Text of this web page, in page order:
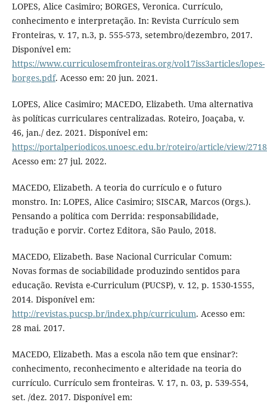
LOPES, Alice Casimiro; BORGES, Veronica. Currículo,
conhecimento e interpretação. In: Revista Currículo sem
Fronteiras, v. 17, n.3, p. 555-573, setembro/dezembro, 2017.
Disponível em:
https://www.curriculosemfronteiras.org/vol17iss3articles/lopes-
borges.pdf. Acesso em: 20 jun. 2021.
LOPES, Alice Casimiro; MACEDO, Elizabeth. Uma alternativa
às políticas curriculares centralizadas. Roteiro, Joaçaba, v.
46, jan./ dez. 2021. Disponível em:
https://portalperiodicos.unoesc.edu.br/roteiro/article/view/
Acesso em: 27 jul. 2022.
MACEDO, Elizabeth. A teoria do currículo e o futuro
monstro. In: LOPES, Alice Casimiro; SISCAR, Marcos (Orgs.).
Pensando a política com Derrida: responsabilidade,
tradução e porvir. Cortez Editora, São Paulo, 2018.
MACEDO, Elizabeth. Base Nacional Curricular Comum:
Novas formas de sociabilidade produzindo sentidos para
educação. Revista e-Curriculum (PUCSP), v. 12, p. 1530-1555,
2014. Disponível em:
http://revistas.pucsp.br/index.php/curriculum. Acesso em:
28 mai. 2017.
MACEDO, Elizabeth. Mas a escola não tem que ensinar?:
conhecimento, reconhecimento e alteridade na teoria do
currículo. Currículo sem fronteiras. V. 17, n. 03, p. 539-554,
set. /dez. 2017. Disponível em: